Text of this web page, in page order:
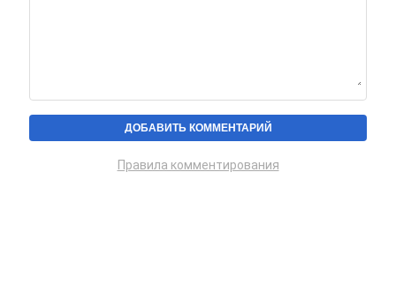
Правила комментирования